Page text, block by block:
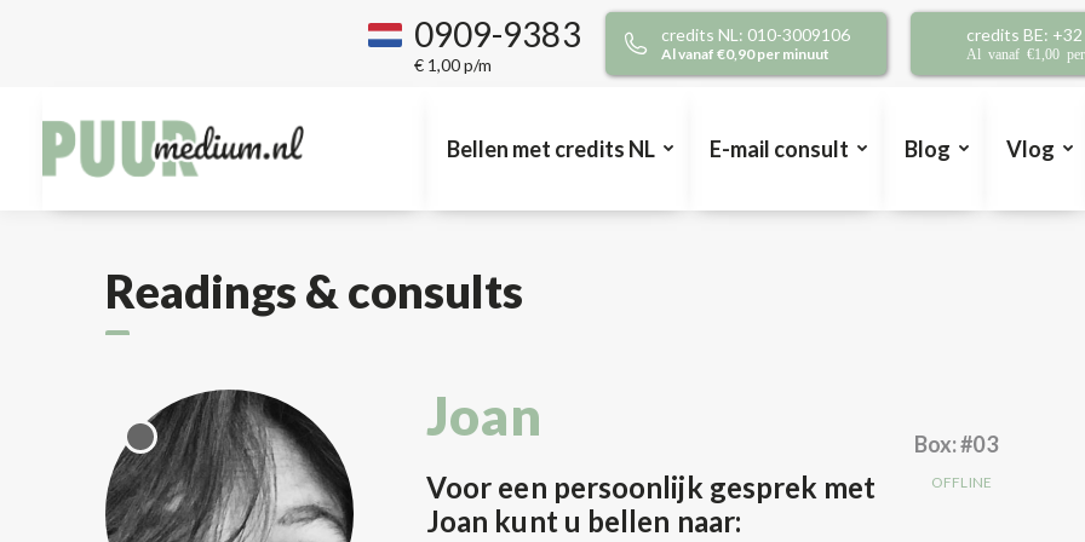
0909-9383
€ 1,00 p/m
credits NL: 010-3009106
Al vanaf €0,90 per minuut
credits BE:
Al vanaf €1,00
Bellen met credits NL E-mail consult Blog Vlog
Readings & consults
Box: #03
Joan
Voor een persoonlijk gesprek met
Joan kunt u bellen naar: